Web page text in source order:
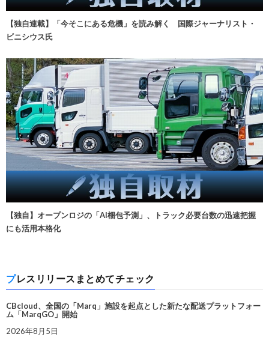
【独自連載】「今そこにある危機」を読み解く 国際ジャーナリスト・
ビニシウス氏
【独自】オープンロジの「AI梱包予測」、トラック必要台数の迅速把握
にも活用本格化
プレスリリースまとめてチェック
CBcloud、全国の「Marq」施設を起点とした新たな配送プラットフォー
ム「MarqGO」開始
2026年8月5日